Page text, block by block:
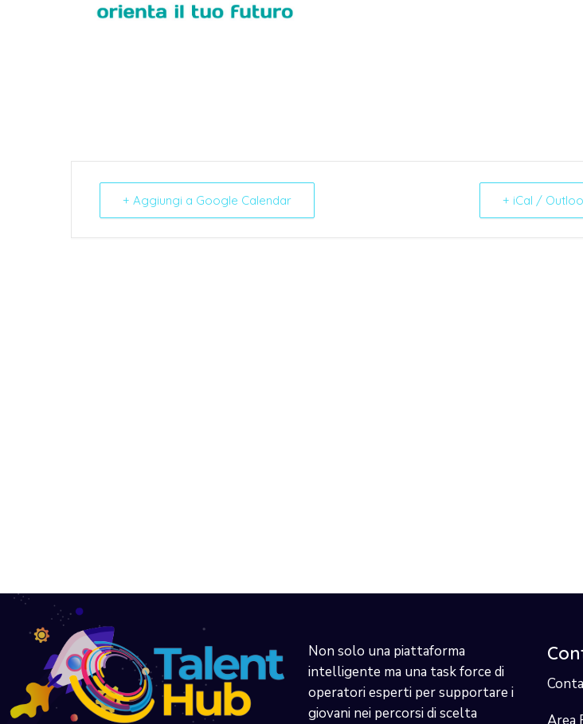
+ Aggiungi a Google Calendar + iCal /
Non solo una piattaforma
intelligente ma una task force di
operatori esperti per supportare i
giovani nei percorsi di scelta
Area